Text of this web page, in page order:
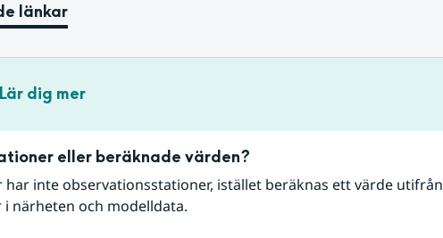
länkar
Lär dig mer
eller beräknade värden?
har inte observationsstationer, istället beräknas ett värde utifrån
närheten och modelldata.